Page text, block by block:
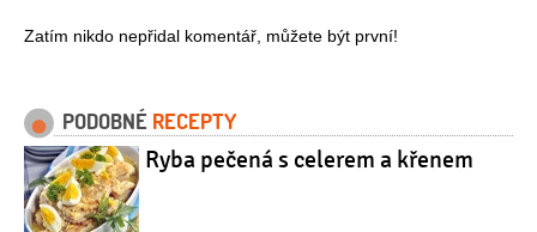
Zatím nikdo nepřidal komentář, můžete být první!
PODOBNÉ RECEPTY
Ryba pečená s celerem a křenem